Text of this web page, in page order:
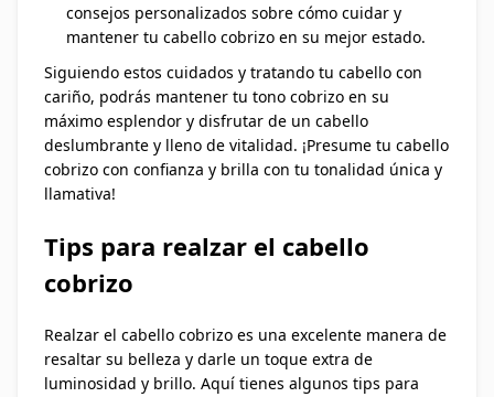
consejos personalizados sobre cómo cuidar y
mantener tu cabello cobrizo en su mejor estado.
Siguiendo estos cuidados y tratando tu cabello con
cariño, podrás mantener tu tono cobrizo en su
máximo esplendor y disfrutar de un cabello
deslumbrante y lleno de vitalidad. ¡Presume tu cabello
cobrizo con confianza y brilla con tu tonalidad única y
llamativa!
Tips para realzar el cabello
cobrizo
Realzar el cabello cobrizo es una excelente manera de
resaltar su belleza y darle un toque extra de
luminosidad y brillo. Aquí tienes algunos tips para